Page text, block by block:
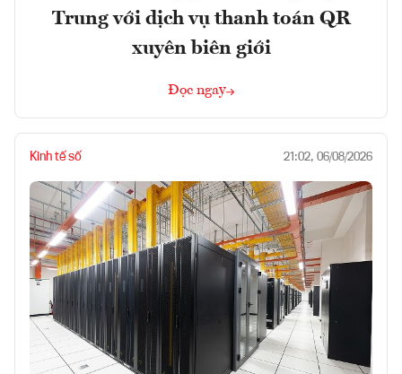
Trung với dịch vụ thanh toán QR
xuyên biên giới
Đọc ngay
Kinh tế số 21:02, 06/08/2026